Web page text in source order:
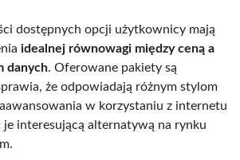
dostępnych opcji użytkownicy mają
idealnej równowagi między ceną a
danych. Oferowane pakiety są
że odpowiadają różnym stylom
w korzystaniu z internetu
je interesującą alternatywą na rynku